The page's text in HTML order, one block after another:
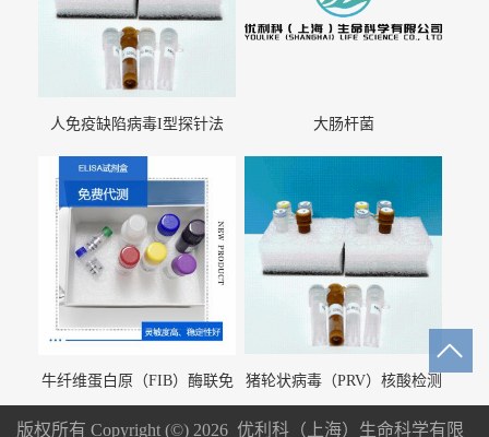
人免疫缺陷病毒I型探针法
大肠杆菌
牛纤维蛋白原（FIB）酶联免
疫分析试剂盒
猪轮状病毒（PRV）核酸检测
试剂盒（荧光 PCR 法）
版权所有 Copyright (©) 2026 优利科（上海）生命科学有限